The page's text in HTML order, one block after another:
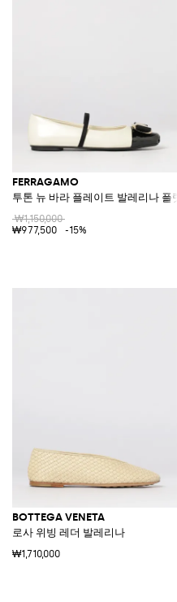
FERRAGAMO
투톤 뉴 바라 플레이트 발레리나 플랫
₩1,150,000
₩977,500
-15%
BOTTEGA VENETA
로사 위빙 레더 발레리나
₩1,710,000